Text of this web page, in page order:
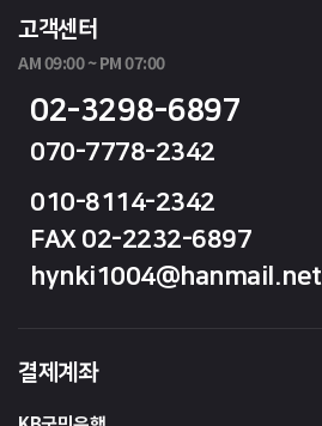
고객센터
AM 09:00 ~ PM 07:00
02-3298-6897
070-7778-2342
010-8114-2342
FAX 02-2232-6897
hynki1004@hanmail.net
결제계좌